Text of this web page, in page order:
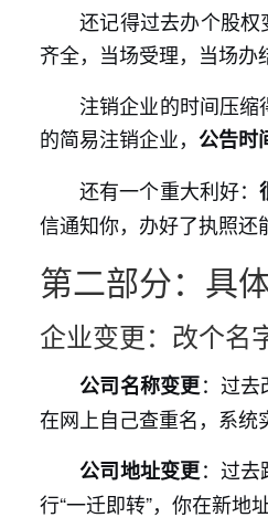
还记得过去办个股
齐全，当场受理，当场办
注销企业的时间压
的简易注销企业， 公告时
还有一个重大利好：
信通知你，办好了执照
第二部分：具
企业变更：改个名
公司名称变更：过
在网上自己查重名，系
公司地址变更：过
行“一迁即转”，你在新